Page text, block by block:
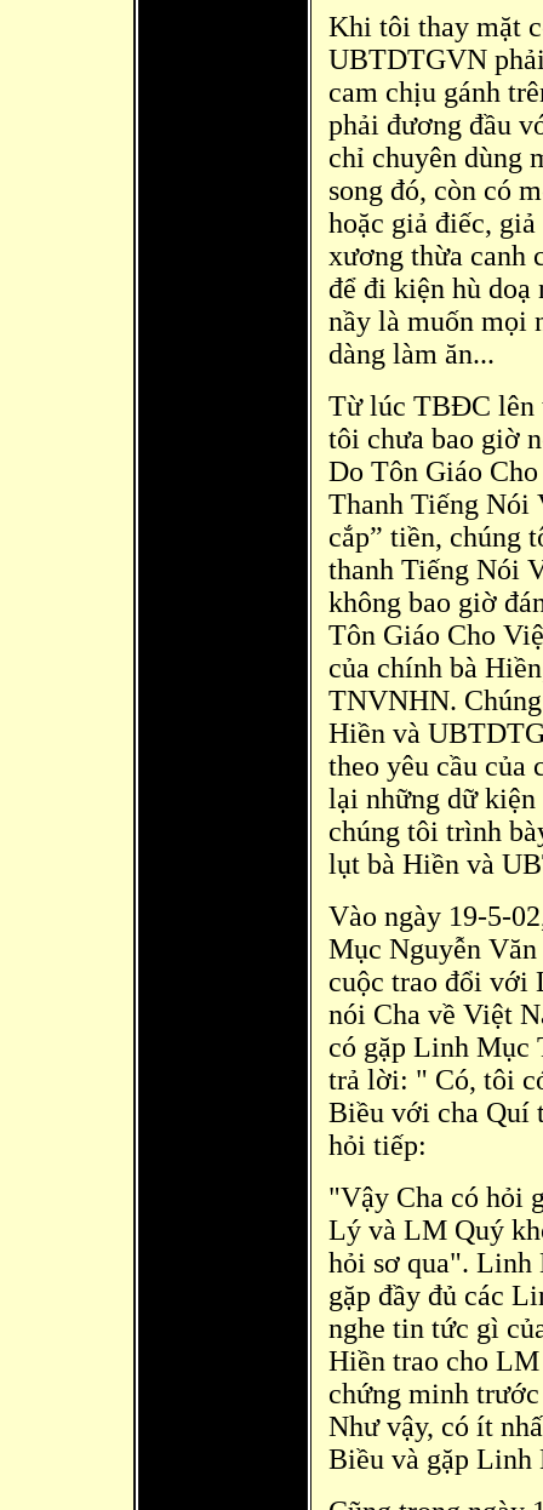
Khi tôi thay mặt
UBTDTGVN
cam chịu gánh
phải đương đầu
chỉ chuyên dùng
song đó, còn có
hoặc giả điếc,
xương thừa canh
để đi kiện hù
nầy là muốn mọi
dàng làm ăn...
Từ lúc TBĐC lên
tôi chưa bao giờ
Do Tôn Giáo
Thanh Tiếng
cắp” tiền, chúng
thanh Tiếng Nói
không bao giờ đ
Tôn Giáo Cho
của chính bà
TNVNHN.
Hiền và
theo yêu cầu của
lại những dữ
chúng tôi trình
lụt bà Hiền và
Vào ngày 19-5-
Mục Nguyễn Vă
cuộc trao đổi với
nói Cha về Việt
có gặp Linh Mục
trả lời: " Có, tôi
Biều với cha Quí
hỏi tiếp:
"Vậy Cha có hỏi
Lý và LM Quý
hỏi sơ qua". Linh
gặp đầy đủ các
nghe tin tức gì
Hiền trao cho
chứng minh
Như vậy, có ít
Biều và gặp Linh